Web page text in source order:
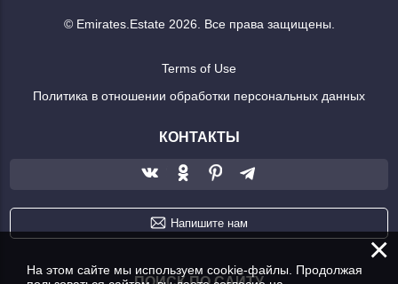
© Emirates.Estate 2026. Все права защищены.
Terms of Use
Политика в отношении обработки персональных данных
КОНТАКТЫ
Напишите нам
×
На этом сайте мы используем cookie-файлы. Продолжая